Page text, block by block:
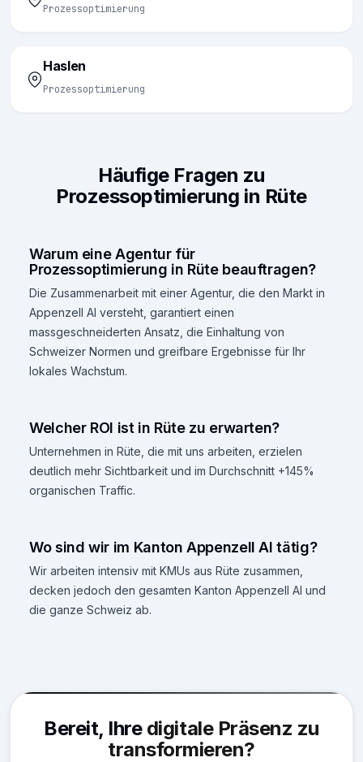
Prozessoptimierung
Haslen
Prozessoptimierung
Häufige Fragen zu
Prozessoptimierung in Rüte
Warum eine Agentur für
Prozessoptimierung in Rüte beauftragen?
Die Zusammenarbeit mit einer Agentur, die den Markt in
Appenzell AI versteht, garantiert einen
massgeschneiderten Ansatz, die Einhaltung von
Schweizer Normen und greifbare Ergebnisse für Ihr
lokales Wachstum.
Welcher ROI ist in Rüte zu erwarten?
Unternehmen in Rüte, die mit uns arbeiten, erzielen
deutlich mehr Sichtbarkeit und im Durchschnitt +145%
organischen Traffic.
Wo sind wir im Kanton Appenzell AI tätig?
Wir arbeiten intensiv mit KMUs aus Rüte zusammen,
decken jedoch den gesamten Kanton Appenzell AI und
die ganze Schweiz ab.
Bereit, Ihre digitale Präsenz zu
transformieren?